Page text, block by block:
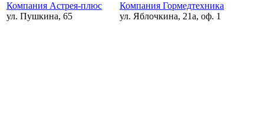
Компания Астрея-плюс
ул. Пушкина, 65
Компания Гормедтехника
ул. Яблочкина, 21а, оф. 1